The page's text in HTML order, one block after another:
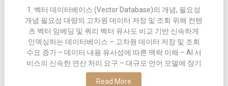
1. 벡터 데이터베이스 (Vector Database)의 개념, 필요성
개념 필요성 대량의 고차원 데이터 저장 및 조회 위해 컨텐
츠 벡터 임베딩 및 쿼리 벡터 유사도 비교 기반 신속하게
인덱싱하는 데이터베이스 – 고차원 데이터 저장 및 조회
수요 증가 – 데이터 내용 유사성에 따른 맥락 이해 – AI 서
비스의 신속한 연산 처리 요구 – 대규모 언어 모델에 장기
Read More